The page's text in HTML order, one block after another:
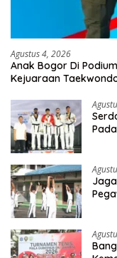
Agustus 4, 2026
Anak Bogor Di
Kejuaraan